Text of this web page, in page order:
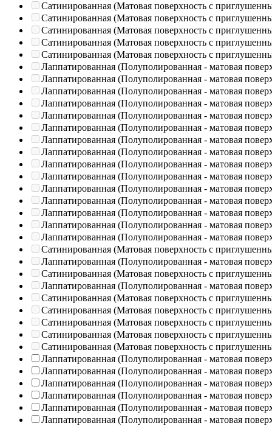
Сатинированная (Матовая поверхность с
Сатинированная (Матовая поверхность с
Сатинированная (Матовая поверхность с
Сатинированная (Матовая поверхность с
Сатинированная (Матовая поверхность с
Лаппатированная (Полуполированная - матовая
Лаппатированная (Полуполированная - матовая
Лаппатированная (Полуполированная - матовая
Лаппатированная (Полуполированная - матовая
Лаппатированная (Полуполированная - матовая
Лаппатированная (Полуполированная - матовая
Лаппатированная (Полуполированная - матовая
Лаппатированная (Полуполированная - матовая
Лаппатированная (Полуполированная - матовая
Лаппатированная (Полуполированная - матовая
Лаппатированная (Полуполированная - матовая
Лаппатированная (Полуполированная - матовая
Лаппатированная (Полуполированная - матовая
Лаппатированная (Полуполированная - матовая
Лаппатированная (Полуполированная - матовая
Сатинированная (Матовая поверхность с
Лаппатированная (Полуполированная - матовая
Сатинированная (Матовая поверхность с
Лаппатированная (Полуполированная - матовая
Сатинированная (Матовая поверхность с
Сатинированная (Матовая поверхность с
Сатинированная (Матовая поверхность с
Сатинированная (Матовая поверхность с
Сатинированная (Матовая поверхность с
Лаппатированная (Полуполированная - матовая
Лаппатированная (Полуполированная - матовая
Лаппатированная (Полуполированная - матовая
Лаппатированная (Полуполированная - матовая
Лаппатированная (Полуполированная - матовая
Лаппатированная (Полуполированная - матовая